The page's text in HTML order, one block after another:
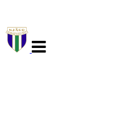
navigasjon